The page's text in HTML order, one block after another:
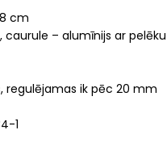
cm
caurule – alumīnijs ar pelēku
regulējamas ik pēc 20 mm
1